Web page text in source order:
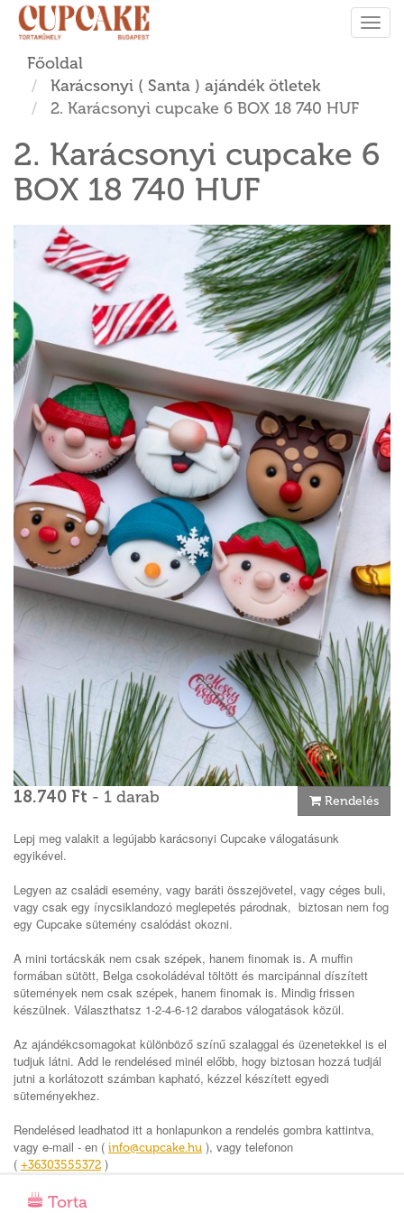
Főoldal
Karácsonyi ( Santa ) ajándék ötletek
2. Karácsonyi cupcake 6 BOX 18 740 HUF
2. Karácsonyi cupcake 6
BOX 18 740 HUF
18.740 Ft - 1 darab Rendelés
Lepj meg valakit a legújabb karácsonyi Cupcake válogatásunk
egyikével.
Legyen az családi esemény, vagy baráti összejövetel, vagy céges buli,
vagy csak egy ínycsiklandozó meglepetés párodnak, biztosan nem fog
egy Cupcake sütemény csalódást okozni.
A mini tortácskák nem csak szépek, hanem finomak is. A muffin
formában sütött, Belga csokoládéval töltött és marcipánnal díszített
sütemények nem csak szépek, hanem finomak is. Mindig frissen
készülnek. Választhatsz 1-2-4-6-12 darabos válogatások közül.
Az ajándékcsomagokat különböző színű szalaggal és üzenetekkel is el
tudjuk látni. Add le rendelésed minél előbb, hogy biztosan hozzá tudjál
jutni a korlátozott számban kapható, kézzel készített egyedi
süteményekhez.
Rendelésed leadhatod itt a honlapunkon a rendelés gombra kattintva,
vagy e-mail - en ( info@cupcake.hu ), vagy telefonon
( +36303555372 )
Torta